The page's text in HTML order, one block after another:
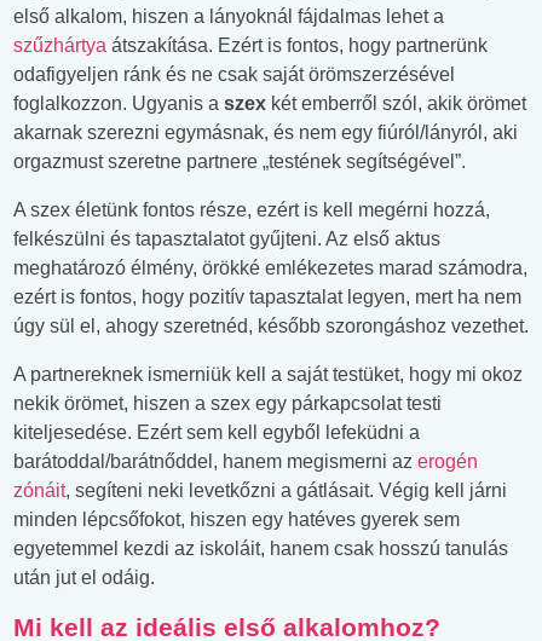
első alkalom, hiszen a lányoknál fájdalmas lehet a
szűzhártya átszakítása. Ezért is fontos, hogy partnerünk
odafigyeljen ránk és ne csak saját örömszerzésével
foglalkozzon. Ugyanis a szex két emberről szól, akik örömet
akarnak szerezni egymásnak, és nem egy fiúról/lányról, aki
orgazmust szeretne partnere „testének segítségével”.
A szex életünk fontos része, ezért is kell megérni hozzá,
felkészülni és tapasztalatot gyűjteni. Az első aktus
meghatározó élmény, örökké emlékezetes marad számodra,
ezért is fontos, hogy pozitív tapasztalat legyen, mert ha nem
úgy sül el, ahogy szeretnéd, később szorongáshoz vezethet.
A partnereknek ismerniük kell a saját testüket, hogy mi okoz
nekik örömet, hiszen a szex egy párkapcsolat testi
kiteljesedése. Ezért sem kell egyből lefeküdni a
barátoddal/barátnőddel, hanem megismerni az erogén
zónáit, segíteni neki levetkőzni a gátlásait. Végig kell járni
minden lépcsőfokot, hiszen egy hatéves gyerek sem
egyetemmel kezdi az iskoláit, hanem csak hosszú tanulás
után jut el odáig.
Mi kell az ideális első alkalomhoz?